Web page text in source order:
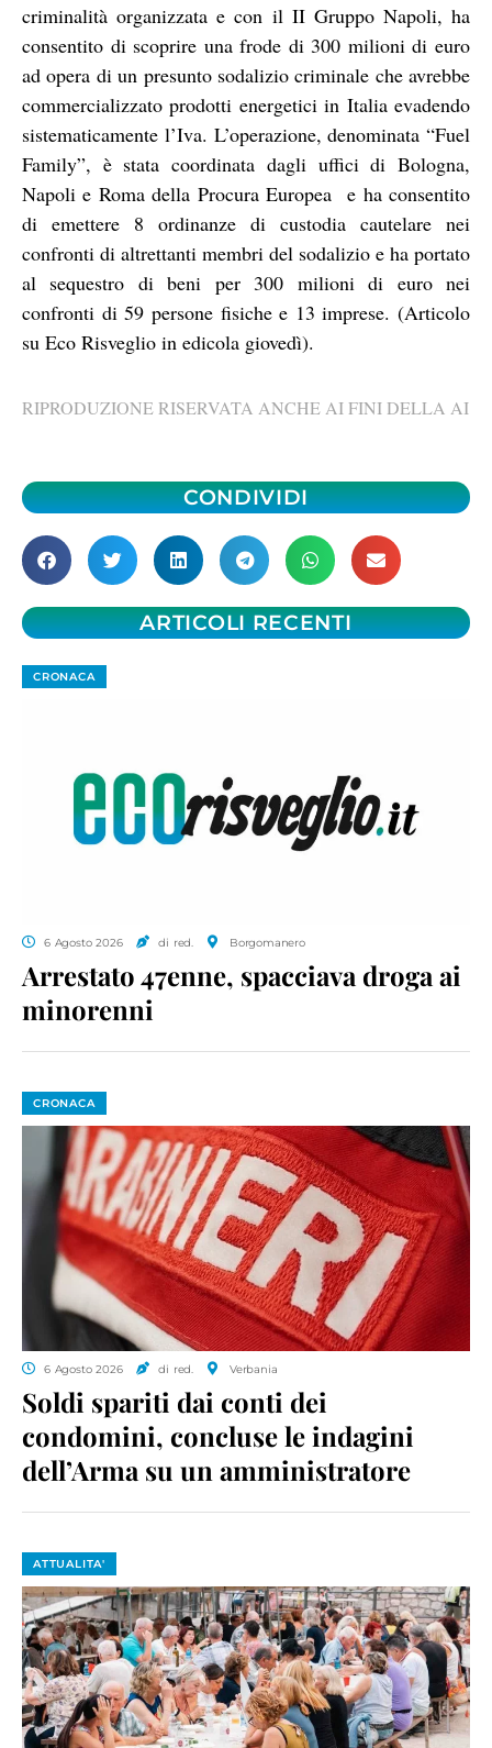
criminalità organizzata e con il II Gruppo Napoli, ha
consentito di scoprire una frode di 300 milioni di euro
ad opera di un presunto sodalizio criminale che avrebbe
commercializzato prodotti energetici in Italia evadendo
sistematicamente l’Iva. L’operazione, denominata “Fuel
Family”, è stata coordinata dagli uffici di Bologna,
Napoli e Roma della Procura Europea e ha consentito
di emettere 8 ordinanze di custodia cautelare nei
confronti di altrettanti membri del sodalizio e ha portato
al sequestro di beni per 300 milioni di euro nei
confronti di 59 persone fisiche e 13 imprese. (Articolo
su Eco Risveglio in edicola giovedì).
RIPRODUZIONE RISERVATA ANCHE AI FINI DELLA AI
CONDIVIDI
ARTICOLI RECENTI
CRONACA
6 Agosto 2026 di red. Borgomanero
Arrestato 47enne, spacciava droga ai
minorenni
CRONACA
6 Agosto 2026 di red. Verbania
Soldi spariti dai conti dei
condomini, concluse le indagini
dell’Arma su un amministratore
ATTUALITA'